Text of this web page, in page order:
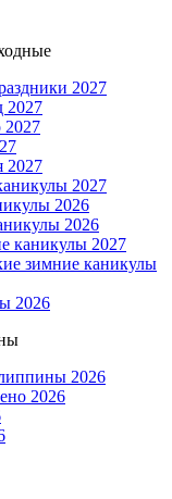
2027
2027
2027
2027
2026
2026
каникулы 2027
зимние каникулы
2026
2026
2026